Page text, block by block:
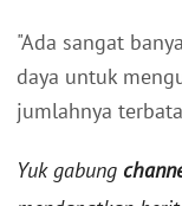
"Ada sangat
daya untuk
jumlahnya
Yuk gabung